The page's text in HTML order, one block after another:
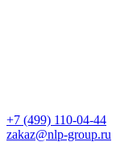
+7 (499) 110-04-44
zakaz@nlp-group.ru